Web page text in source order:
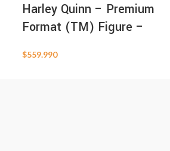
Harley Quinn – Premium
Format (TM) Figure –
$559.990